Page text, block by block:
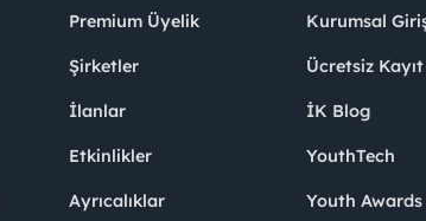
Premium Üyelik
Şirketler
İlanlar
Etkinlikler
Ayrıcalıklar
Kurumsal
Ücretsiz Kayıt
İK Blog
YouthTech
Youth Awards